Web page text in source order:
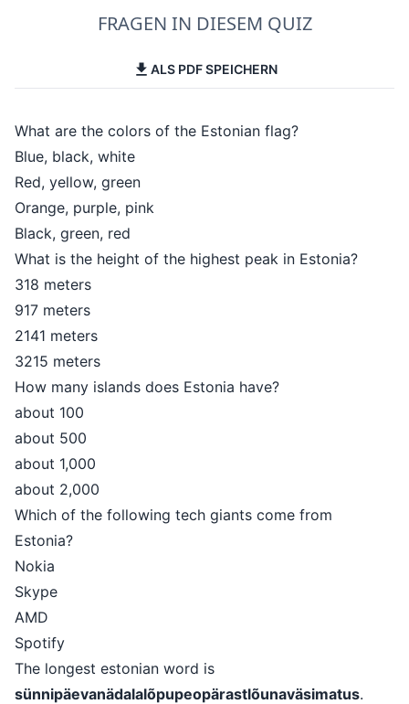
FRAGEN IN DIESEM QUIZ
ALS PDF SPEICHERN
What are the colors of the Estonian flag?
Blue, black, white
Red, yellow, green
Orange, purple, pink
Black, green, red
What is the height of the highest peak in Estonia?
318 meters
917 meters
2141 meters
3215 meters
How many islands does Estonia have?
about 100
about 500
about 1,000
about 2,000
Which of the following tech giants come from
Estonia?
Nokia
Skype
AMD
Spotify
The longest estonian word is
sünnipäevanädalalõpupeopärastlõunaväsimatus.